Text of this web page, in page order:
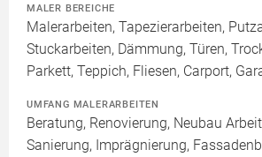
MALER BEREICHE
Malerarbeiten, Tapezierarbeiten,
Stuckarbeiten, Dämmung, Türen,
Parkett, Teppich, Fliesen, Carport,
UMFANG MALERARBEITEN
Beratung, Renovierung, Neubau
Sanierung, Imprägnierung,